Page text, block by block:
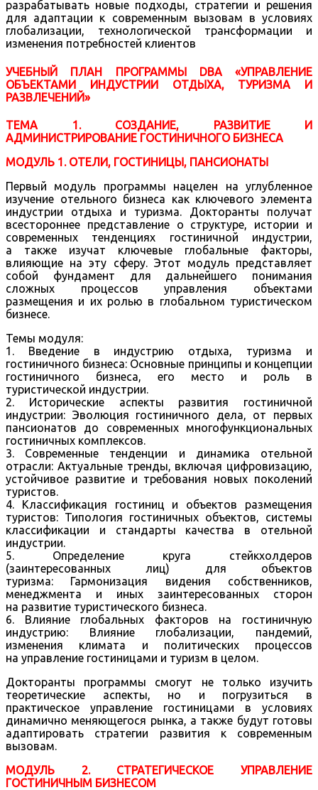
разрабатывать новые подходы, стратегии и решения
для адаптации к современным вызовам в условиях
глобализации, технологической трансформации и
изменения потребностей клиентов
УЧЕБНЫЙ ПЛАН ПРОГРАММЫ DBA «УПРАВЛЕНИЕ
ОБЪЕКТАМИ ИНДУСТРИИ ОТДЫХА, ТУРИЗМА И
РАЗВЛЕЧЕНИЙ»
ТЕМА 1. СОЗДАНИЕ, РАЗВИТИЕ И
АДМИНИСТРИРОВАНИЕ ГОСТИНИЧНОГО БИЗНЕСА
МОДУЛЬ 1. ОТЕЛИ, ГОСТИНИЦЫ, ПАНСИОНАТЫ
Первый модуль программы нацелен на углубленное
изучение отельного бизнеса как ключевого элемента
индустрии отдыха и туризма. Докторанты получат
всестороннее представление о структуре, истории и
современных тенденциях гостиничной индустрии,
а также изучат ключевые глобальные факторы,
влияющие на эту сферу. Этот модуль представляет
собой фундамент для дальнейшего понимания
сложных процессов управления объектами
размещения и их ролью в глобальном туристическом
бизнесе.
Темы модуля:
1. Введение в индустрию отдыха, туризма и
гостиничного бизнеса: Основные принципы и концепции
гостиничного бизнеса, его место и роль в
туристической индустрии.
2. Исторические аспекты развития гостиничной
индустрии: Эволюция гостиничного дела, от первых
пансионатов до современных многофункциональных
гостиничных комплексов.
3. Современные тенденции и динамика отельной
отрасли: Актуальные тренды, включая цифровизацию,
устойчивое развитие и требования новых поколений
туристов.
4. Классификация гостиниц и объектов размещения
туристов: Типология гостиничных объектов, системы
классификации и стандарты качества в отельной
индустрии.
5. Определение круга стейкхолдеров
(заинтересованных лиц) для объектов
туризма: Гармонизация видения собственников,
менеджмента и иных заинтересованных сторон
на развитие туристического бизнеса.
6. Влияние глобальных факторов на гостиничную
индустрию: Влияние глобализации, пандемий,
изменения климата и политических процессов
на управление гостиницами и туризм в целом.
Докторанты программы смогут не только изучить
теоретические аспекты, но и погрузиться в
практическое управление гостиницами в условиях
динамично меняющегося рынка, а также будут готовы
адаптировать стратегии развития к современным
вызовам.
МОДУЛЬ 2. СТРАТЕГИЧЕСКОЕ УПРАВЛЕНИЕ
ГОСТИНИЧНЫМ БИЗНЕСОМ